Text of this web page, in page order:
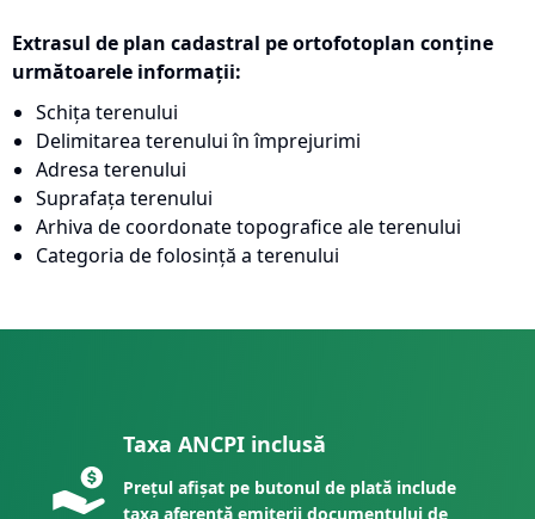
Extrasul de plan cadastral pe ortofotoplan conține
următoarele informații:
Schița terenului
Delimitarea terenului în împrejurimi
Adresa terenului
Suprafața terenului
Arhiva de coordonate topografice ale terenului
Categoria de folosință a terenului
Taxa ANCPI inclusă
Prețul afișat pe butonul de plată include
taxa aferentă emiterii documentului de